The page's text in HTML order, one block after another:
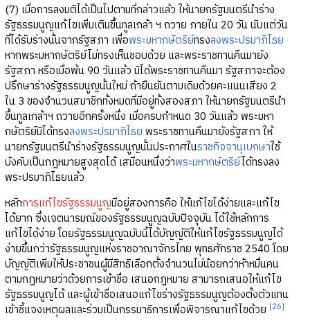
(7) เมื่อการลงมติได้เป็นไปตามที่กล่าวแล้ว ให้นายกรัฐมนตรีนำร่าง
รัฐธรรมนูญแก้ไขเพิ่มเติมขึ้นทูลเกล้า ฯ ถวาย ภายใน 20 วัน นับแต่วัน
ที่ได้รับร่างนั้นจากรัฐสภา เพื่อพระมหากษัตริย์ทรงลงพระปรมาภิไธย
หากพระมหากษัตริย์ไม่ทรงเห็นชอบด้วย และพระราชทานคืนมายัง
รัฐสภา หรือเมื่อพ้น 90 วันแล้ว มิได้พระราชทานคืนมา รัฐสภาจะต้อง
ปรึกษาร่างรัฐธรรมนูญนั้นใหม่ ถ้ายืนยันตามเดิมด้วยคะแนนเสียง 2
ใน 3 ของจำนวนสมาชิกทั้งหมดที่มีอยู่ทั้งสองสภา ให้นายกรัฐมนตรีนำ
ขึ้นทูลเกล้าฯ ถวายอีกครั้งหนึ่ง เมื่อครบกำหนด 30 วันแล้ว พระมหา
กษัตริย์มิได้ทรงลงพระปรมาภิไธย พระราชทานคืนมายังรัฐสภา ให้
นายกรัฐมนตรีนำร่างรัฐธรรมนูญนั้นประกาศในราชกิจจานุเบกษาใช้
บังคับเป็นกฎหมายสูงสุดได้ เสมือนหนึ่งว่าพระมหากษัตริย์ได้ทรงลง
พระปรมาภิไธยแล้ว
หลักการแก้ไขรัฐธรรมนูญมีอยู่สองการคือ ให้แก้ไขได้ง่ายและแก้ไข
ได้ยาก ซึ่งเจตนารมณ์ของรัฐธรรมนูญฉบับปัจจุบัน ได้ใช้หลักการ
แก้ไขได้ง่าย โดยรัฐธรรมนูญฉบับนี้ได้บัญญัติให้แก้ไขรัฐธรรมนูญได้
ง่ายขึ้นกว่ารัฐธรรมนูญแห่งราชอาณาจักรไทย พุทธศักราช 2540 โดย
บัญญัติเพิ่มให้ประชาชนผู้มีสิทธิเลือกตั้งจำนวนไม่น้อยกว่าห้าหมื่นคน
ตามกฎหมายว่าด้วยการเข้าชื่อ เสนอกฎหมาย สามารถเสนอให้แก้ไข
รัฐธรรมนูญได้ และผู้เข้าชื่อเสนอแก้ไขร่างรัฐธรรมนูญต้องตั้งตัวแทน
เข้าชี้แจงเหตุผลและร่วมเป็นกรรมาธิการเพื่อพิจารณาแก้ไขด้วย [26]